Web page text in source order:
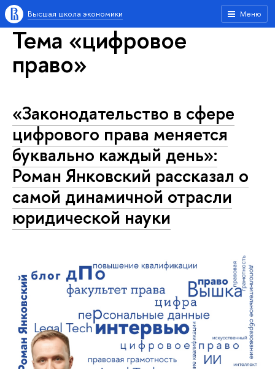
Меню
Высшая школа экономики
Тема «цифровое
право»
«Законодательство в сфере
цифрового права меняется
буквально каждый день»:
Роман Янковский рассказал о
самой динамичной отрасли
юридической науки